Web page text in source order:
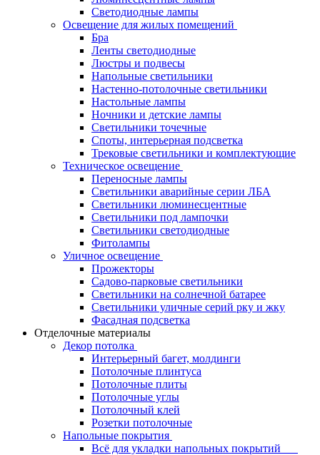
Светодиодные лампы
Освещение для жилых помещений
Бра
Ленты светодиодные
Люстры и подвесы
Напольные светильники
Настенно-потолочные светильники
Настольные лампы
Ночники и детские лампы
Светильники точечные
Споты, интерьерная подсветка
Трековые светильники и комплектующие
Техническое освещение
Переносные лампы
Светильники аварийные серии ЛБА
Светильники люминесцентные
Светильники под лампочки
Светильники светодиодные
Фитолампы
Уличное освещение
Прожекторы
Садово-парковые светильники
Светильники на солнечной батарее
Светильники уличные серий рку и жку
Фасадная подсветка
Отделочные материалы
Декор потолка
Интерьерный багет, молдинги
Потолочные плинтуса
Потолочные плиты
Потолочные углы
Потолочный клей
Розетки потолочные
Напольные покрытия
Всё для укладки напольных покрытий